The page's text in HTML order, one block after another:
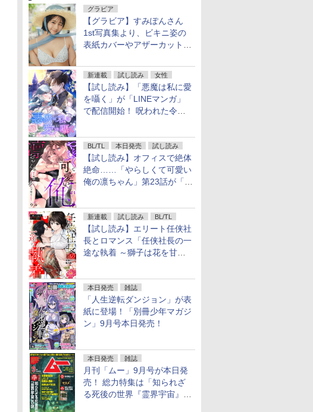
グラビア
【グラビア】すみぽんさん
1st写真集より、ビキニ姿の
表紙カバーやアザーカットを
新連載 試し読み 女性
【試し読み】「悪魔は私に愛
を囁く」が「LINEマンガ」
で配信開始！ 呪われた令嬢×
BL/TL 本日発売 試し読み
【試し読み】オフィスで絶体
絶命……「やらしくて可愛い
俺の凛ちゃん」第23話が「コ
新連載 試し読み BL/TL
【試し読み】エリート任侠社
長とロマンス「任侠社長の一
途な執着 ～獅子は花を甘く
本日発売 雑誌
「人生逆転ダンジョン」が表
紙に登場！「別冊少年マガジ
ン」9月号本日発売！
本日発売 雑誌
月刊「ムー」9月号が本日発
売！ 総力特集は「知られざ
る死後の世界『霊界宇宙』の